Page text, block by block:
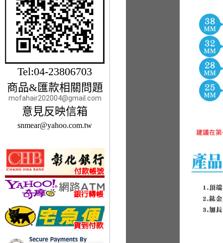
Tel:04-23806703
商品&匯款相關問題
mofahair202004@gmail.com
意見反映信箱
snmear@yahoo.com.tw